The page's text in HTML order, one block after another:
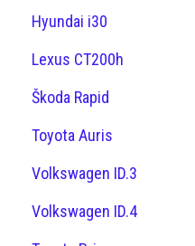
Hyundai i30
Lexus CT200h
Škoda Rapid
Toyota Auris
Volkswagen ID.3
Volkswagen ID.4